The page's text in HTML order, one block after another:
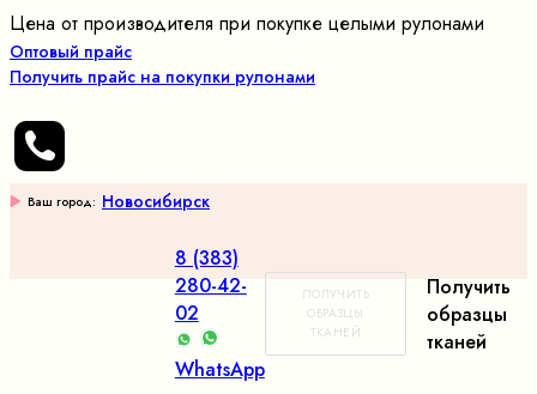
Цена от производителя при покупке целыми рулонами
Оптовый прайс
Получить прайс на покупки рулонами
Ваш город: Новосибирск
8 (383)
280-42-
02
WhatsApp
ПОЛУЧИТЬ
ОБРАЗЦЫ
ТКАНЕЙ
Получить
образцы
тканей